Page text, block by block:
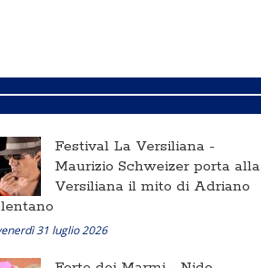
Festival La Versiliana -
Maurizio Schweizer porta alla
Versiliana il mito di Adriano
31 luglio 2026